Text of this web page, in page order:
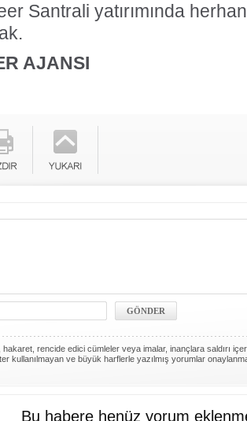
Santrali yatırımında
AJANSI
hakaret, rencide edici cümleler veya imalar, inançlara saldırı
kullanılmayan ve büyük harflerle yazılmış yorumlar
Bu habere henüz yorum